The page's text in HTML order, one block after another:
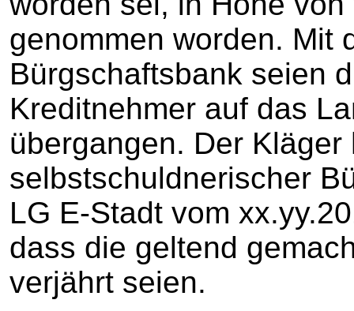
genommen worden. Mit
Bürgschaftsbank seien
Kreditnehmer auf das
übergangen. Der
selbstschuldnerischer
LG E-Stadt vom
dass die geltend
verjährt seien.